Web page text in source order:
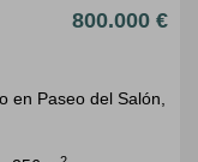
800.000 €
en Paseo del Salón,